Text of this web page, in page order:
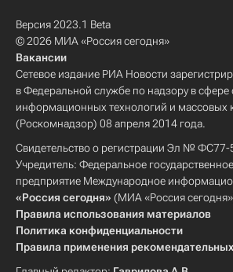
Версия 2023.1 Beta
© 2026 МИА «Россия сегодня»
Вакансии
Сетевое издание РИА Новости
в Федеральной службе по надзору в сфере
информационных технологий и массовых
(Роскомнадзор) 08 апреля 2014 года.
Свидетельство о регистрации Эл № ФС77-
Учредитель: Федеральное
предприятие Международное
«Россия сегодня» (МИА «Россия
Правила использования материалов
Политика конфиденциальности
Правила применения